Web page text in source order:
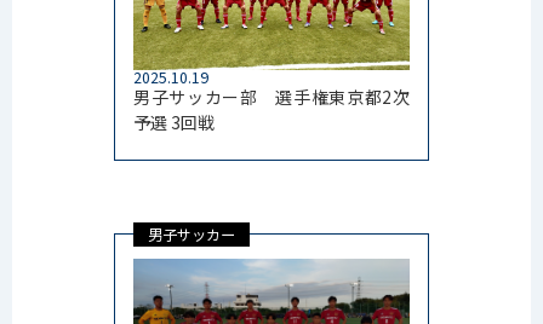
2025.10.19
男子サッカー部 選手権東京都2次
予選 3回戦
男子サッカー